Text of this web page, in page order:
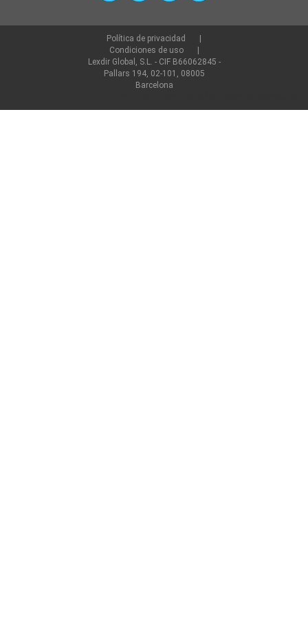
Política de privacidad
Condiciones de uso
Lexdir Global, S.L. - CIF B66062845 -
Pallars 194, 02-101, 08005
Barcelona